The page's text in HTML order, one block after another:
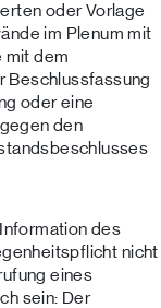
oder Vorlage
im Plenum mit
mit dem
Beschlussfassung
oder eine
den
des
nicht
eines
sein: Der